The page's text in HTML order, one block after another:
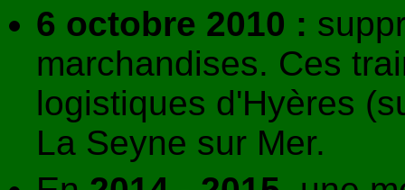
6 octobre 2010 :
marchandises. Ces
logistiques d'Hyères
La Seyne sur Mer.